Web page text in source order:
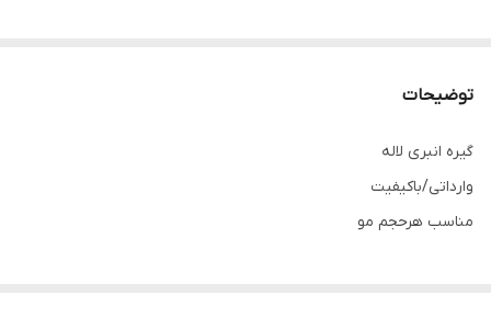
توضیحات
گیره انبری لاله
وارداتی/باکیفیت
مناسب هرحجم مو